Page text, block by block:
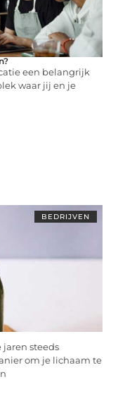
een belangrijk
waar jij en je
BEDRIJVEN
steeds
om je lichaam te